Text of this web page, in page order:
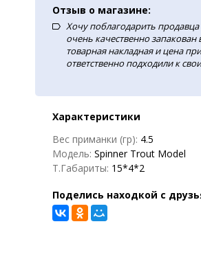
Отзыв о магазине:
Хочу поблагодарить
очень качественно запакован
товарная накладная и цена
ответственно подходили к
Характеристики
Вес приманки (гр): 4.5
Модель: Spinner Trout Model
Т.Габариты: 15*4*2
Поделись находкой с